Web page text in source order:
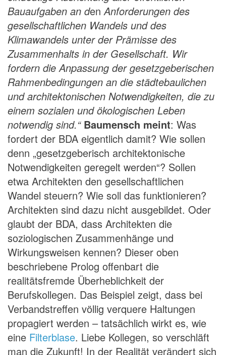
Bauaufgaben an denAnforderungen des
gesellschaftlichen Wandels und des
Klimawandels unter der Prämisse des
Zusammenhalts in der Gesellschaft. Wir
fordern die Anpassung der gesetzgeberischen
Rahmenbedingungen an die städtebaulichen
und architektonischen Notwendigkeiten, die zu
einem sozialen und ökologischen Leben
notwendig sind.“ Baumensch meint: Was
fordert der BDA eigentlich damit? Wie sollen
denn „gesetzgeberisch architektonische
Notwendigkeiten geregelt werden“? Sollen
etwa Architekten den gesellschaftlichen
Wandel steuern? Wie soll das funktionieren?
Architekten sind dazu nicht ausgebildet. Oder
glaubt der BDA, dass Architekten die
soziologischen Zusammenhänge und
Wirkungsweisen kennen? Dieser oben
beschriebene Prolog offenbart die
realitätsfremde Überheblichkeit der
Berufskollegen. Das Beispiel zeigt, dass bei
Verbandstreffen völlig verquere Haltungen
propagiert werden – tatsächlich wirkt es, wie
eine Filterblase. Liebe Kollegen, so verschläft
man die Zukunft! In der Realität verändert sich